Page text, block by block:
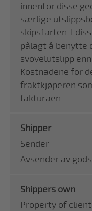
innenfor disse
særlige
skipsfarten. I disse områdene er rederier
pålagt å benytte
svovelutslipp
Kostnadene for
fraktkjøperen
fakturaen.
Shipper
Sender
Avsender av
Shippers own
Property of client